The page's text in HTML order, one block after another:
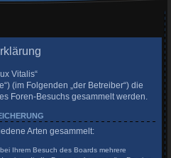
Vitalis“
(im Folgenden „der Betreiber“) die
Foren-Besuchs gesammelt werden.
Arten gesammelt:
Ihrem Besuch des Boards mehrere